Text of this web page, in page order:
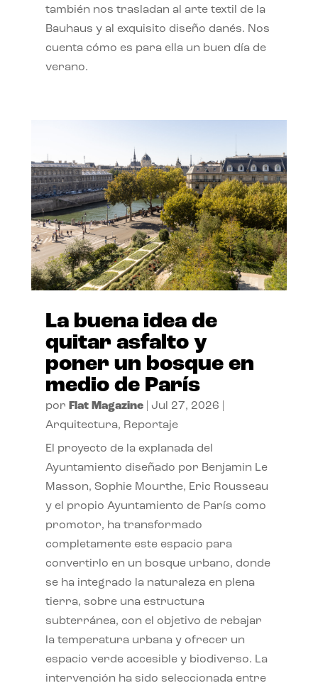
también nos trasladan al arte textil de la
Bauhaus y al exquisito diseño danés. Nos
cuenta cómo es para ella un buen día de
verano.
La buena idea de
quitar asfalto y
poner un bosque en
medio de París
por Flat Magazine| Jul 27, 2026
Arquitectura, Reportaje
El proyecto de la explanada del
Ayuntamiento diseñado por Benjamin Le
Masson, Sophie Mourthe, Eric Rousseau
y el propio Ayuntamiento de París como
promotor, ha transformado
completamente este espacio para
convertirlo en un bosque urbano, donde
se ha integrado la naturaleza en plena
tierra, sobre una estructura
subterránea, con el objetivo de rebajar
la temperatura urbana y ofrecer un
espacio verde accesible y biodiverso. La
intervención ha sido seleccionada entre